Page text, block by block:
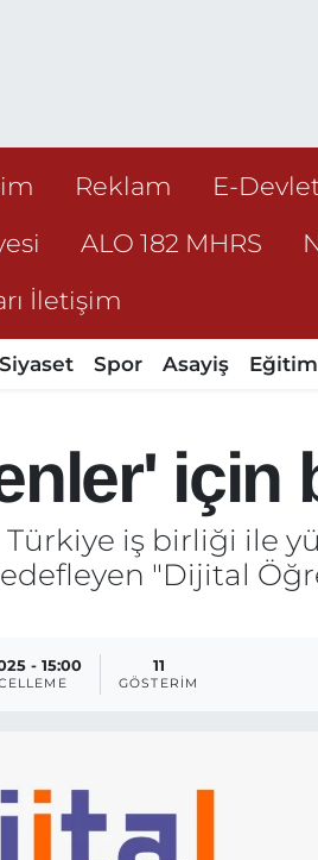
Reklam E-
ALO 182 MHRS
İletişim
Siyaset Spor Asayiş Eğitim
için
Türkiye iş birliği ile
"Dijital
- 15:00 11
GÖSTERIM